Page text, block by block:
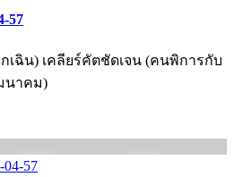
57
เฉิน) เคลียร์คัตชัดเจน (คนพิการกับ
นาคม)